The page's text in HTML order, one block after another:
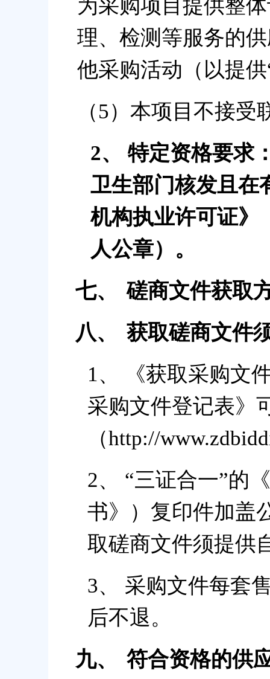
为采购项目提供整
理、检测等服务的
他采购活动（以提
（5）本项目不接
2、 特定资格要求
卫生部门核发且在
机构执业许可证》
人公章）。
七、
磋商文件获取
八、
获取磋商文件
1、 《获取采购文
采购文件登记表》
（http://
2、 “三证合一”的
书》）复印件加盖
取磋商文件须提供
3、 采购文件每套
后不退。
九、
符合资格的供